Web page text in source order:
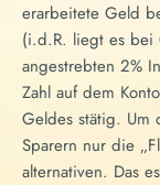
erarbeitete Geld
(i.d.R. liegt es bei
angestrebten 2%
Zahl auf dem
Geldes stätig.
Sparern nur die
alternativen. Das